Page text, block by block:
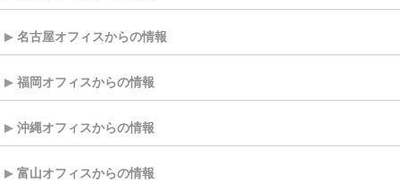
名古屋オフィスからの情報
福岡オフィスからの情報
沖縄オフィスからの情報
富山オフィスからの情報